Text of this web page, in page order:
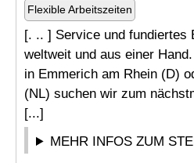
Flexible Arbeitszeiten
[. .. ] Service und fundiertes
weltweit und aus einer
in Emmerich am Rhein (D)
(NL) suchen wir zum
[...]
MEHR INFOS ZUM